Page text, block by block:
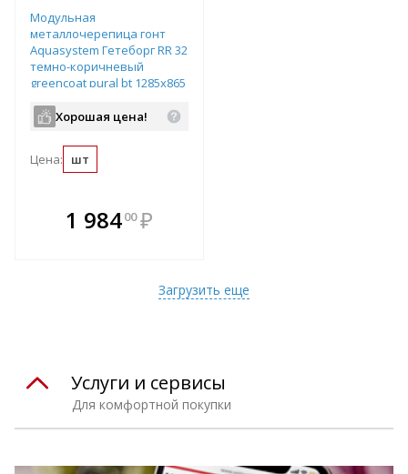
Модульная
металлочерепица гонт
Aquasystem Гетеборг RR 32
темно-коричневый
greencoat pural bt 1285х865
Хорошая цена!
Цена: шт
1 98400 ₽
Загрузить еще
Для комфортной покупки
Услуги и сервисы